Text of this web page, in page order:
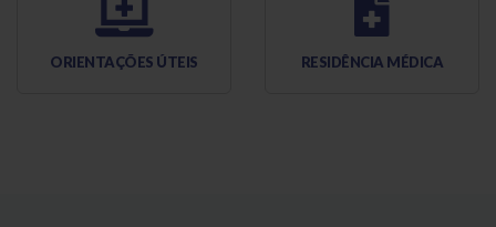
ORIENTAÇÕES ÚTEIS RESIDÊNCIA MÉDICA